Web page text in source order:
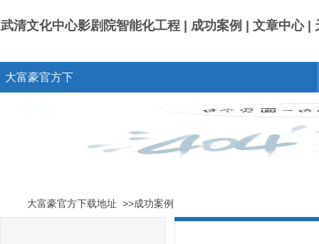
武清文化中心影剧院智能化工程 | 成功案例 | 文章中心
大富豪官方下
大富豪官方下载地址 >>成功案例